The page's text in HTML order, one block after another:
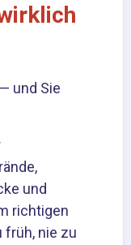
und Sie
und
richtigen
nie zu